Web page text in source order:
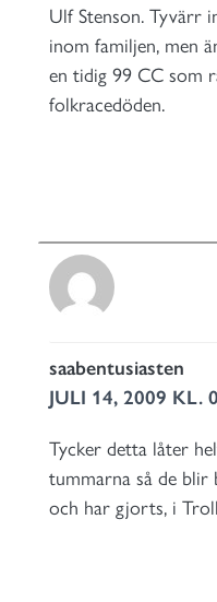
Ulf Stenson. Tyvärr
inom familjen, men
en tidig 99 CC som
folkracedöden.
saabentusiasten
JULI 14, 2009 KL.
Tycker detta låter
tummarna så de blir
och har gjorts, i